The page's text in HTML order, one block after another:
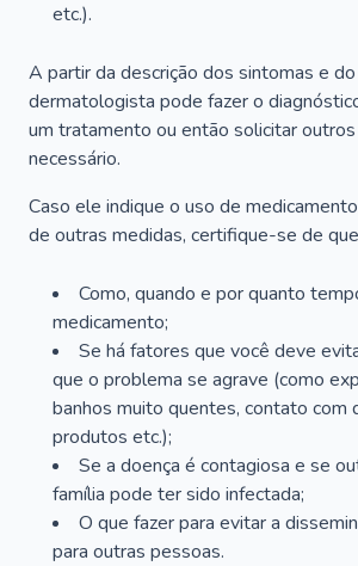
etc.).
A partir da descrição dos sintomas e
dermatologista pode fazer o
um tratamento ou então solicitar
necessário.
Caso ele indique o uso de
de outras medidas, certifique-se de
Como, quando e por quanto
medicamento;
Se há fatores que você deve
que o problema se agrave (como
banhos muito quentes, contato com
produtos etc.);
Se a doença é contagiosa e se
família pode ter sido infectada;
O que fazer para evitar a
para outras pessoas.